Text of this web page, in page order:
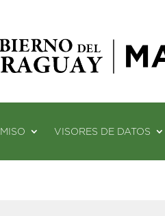
VISORES DE DATOS